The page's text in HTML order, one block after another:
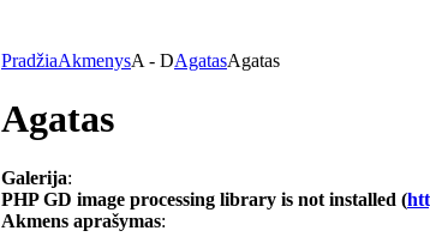
PradžiaAkmenysA - DAgatasAgatas
Agatas
Galerija:
PHP GD image processing library is not installed (
Akmens aprašymas: